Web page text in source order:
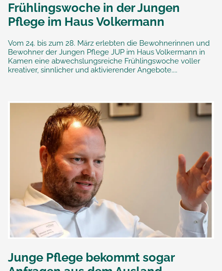
Frühlingswoche in der Jungen
Pflege im Haus Volkermann
Vom 24. bis zum 28. März erlebten die Bewohnerinnen und
Bewohner der Jungen Pflege JUP im Haus Volkermann in
Kamen eine abwechslungsreiche Frühlingswoche voller
kreativer, sinnlicher und aktivierender Angebote....
Junge Pflege bekommt sogar